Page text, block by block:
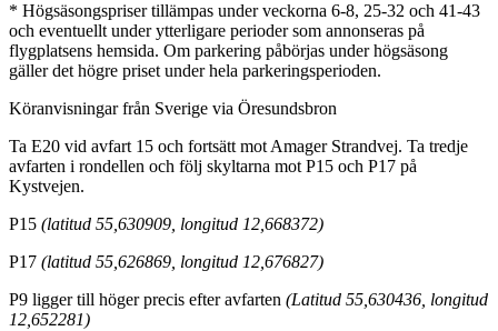
* Högsäsongspriser tillämpas under veckorna 6-8, 25-32 och 41-43
och eventuellt under ytterligare perioder som annonseras på
flygplatsens hemsida. Om parkering påbörjas under högsäsong
gäller det högre priset under hela parkeringsperioden.
Köranvisningar från Sverige via Öresundsbron
Ta E20 vid avfart 15 och fortsätt mot Amager Strandvej. Ta tredje
avfarten i rondellen och följ skyltarna mot P15 och P17 på
Kystvejen.
P15 (latitud 55,630909, longitud 12,668372)
P17 (latitud 55,626869, longitud 12,676827)
P9 ligger till höger precis efter avfarten (Latitud 55,630436, longitud
12,652281)